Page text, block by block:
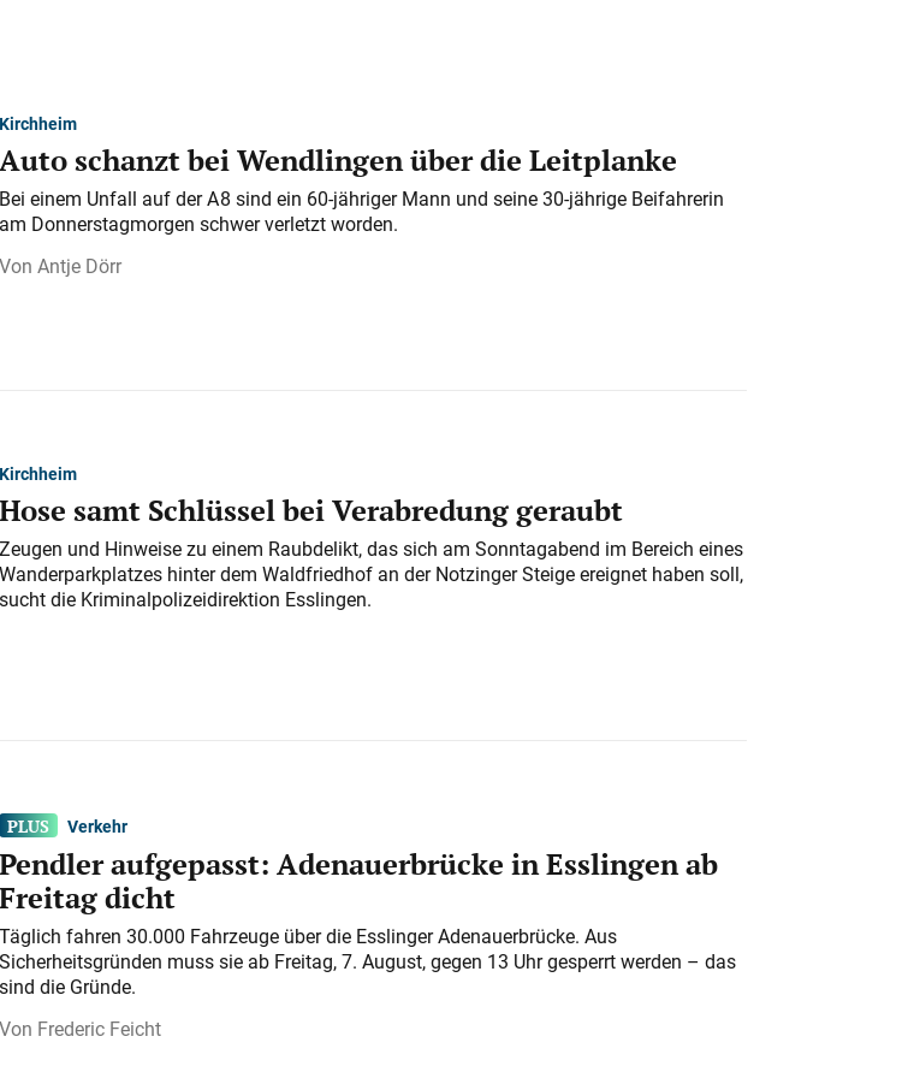
Kirchheim
Auto schanzt bei Wendlingen über die Leitplanke
Bei einem Unfall auf der A 8 sind ein 60-jähriger Mann und seine 30-jährige Beifahrerin
am Donnerstagmorgen schwer verletzt worden.
Antje Dörr
Kirchheim
Hose samt Schlüssel bei Verabredung geraubt
Zeugen und Hinweise zu einem Raubdelikt, das sich am Sonntagabend im Bereich eines
Wanderparkplatzes hinter dem Waldfriedhof an der Notzinger Steige ereignet haben soll,
sucht die Kriminalpolizeidirektion Esslingen.
Verkehr
Pendler aufgepasst: Adenauerbrücke in Esslingen ab
Freitag dicht
Täglich fahren 30.000 Fahrzeuge über die Esslinger Adenauerbrücke. Aus
Sicherheitsgründen muss sie ab Freitag, 7. August, gegen 13 Uhr gesperrt werden – das
sind die Gründe.
Frederic Feicht